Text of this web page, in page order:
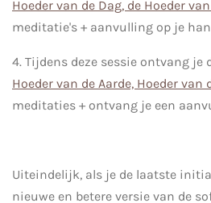
Hoeder van de Dag, de Hoeder
meditatie's + aanvulling op je
4. Tijdens deze sessie ontvang je
Hoeder van de Aarde, Hoeder van
meditaties + ontvang je een
Uiteindelijk, als je de laatste
nieuwe en betere versie van de